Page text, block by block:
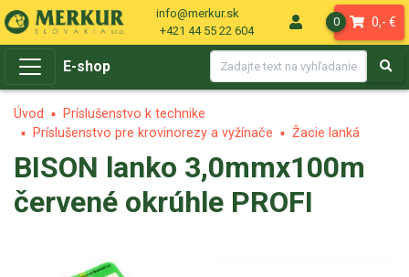
info@merkur.sk
+421 44 55 22 604
0 0,- €
E-shop
Úvod
Príslušenstvo k technike
Príslušenstvo pre krovinorezy a vyžínače
Žacie lanká
BISON lanko 3,0mmx100m
červené okrúhle PROFI